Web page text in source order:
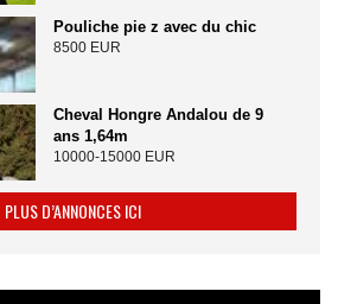
Pouliche pie z avec du chic
8500 EUR
Cheval Hongre Andalou de 9
ans 1,64m
10000-15000 EUR
PLUS D’ANNONCES ICI